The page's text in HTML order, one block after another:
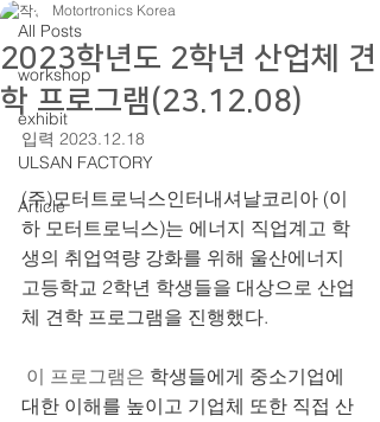
All Posts
workshop
exhibit
ULSAN FACTORY
Article
2023학년도 2학년 산업체 견
학 프로그램(23.12.08)
Motortronics Korea
입력 2023.12.18
(주)모터트로닉스인터내셔날코리아 (이
하 모터트로닉스)는 에너지 직업계고 학
생의 취업역량 강화를 위해 울산에너지
고등학교 2학년 학생들을 대상으로 산업
체 견학 프로그램을 진행했다.
이 프로그램은 학생들에게 중소기업에
대한 이해를 높이고 기업체 또한 직접 산